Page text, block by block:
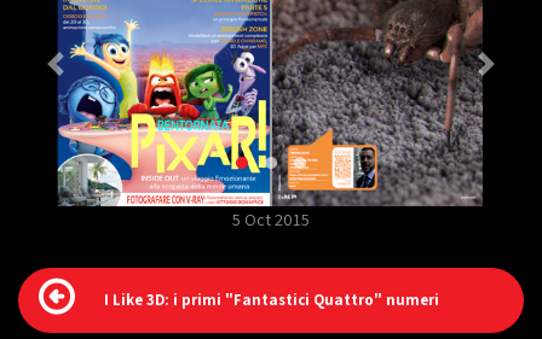
5 Oct 2015
I Like 3D: i primi "Fantastici Quattro" numeri